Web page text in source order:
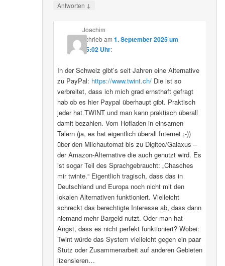
Antworten ↓
Joachim
schriebam 1. September 2025 um
15:02 Uhr:
In der Schweiz gibt’s seit Jahren eine Alternative
zu PayPal: https://www.twint.ch/Die ist so
verbreitet, dass ich mich grad ernsthaft gefragt
hab ob es hier Paypal überhaupt gibt. Praktisch
jeder hat TWINT und man kann praktisch überall
damit bezahlen. Vom Hofladen in einsamen
Tälern (ja, es hat eigentlich überall Internet ;-))
über den Milchautomat bis zu Digitec/Galaxus –
der Amazon-Alternative die auch genutzt wird. Es
ist sogar Teil des Sprachgebraucht: „Chasches
mir twinte.“ Eigentlich tragisch, dass das in
Deutschland und Europa noch nicht mit den
lokalen Alternativen funktioniert. Vielleicht
schreckt das berechtigte Interesse ab, dass dann
niemand mehr Bargeld nutzt. Oder man hat
Angst, dass es nicht perfekt funktioniert? Wobei:
Twint würde das System vielleicht gegen ein paar
Stutz oder Zusammenarbeit auf anderen Gebieten
lizensieren…